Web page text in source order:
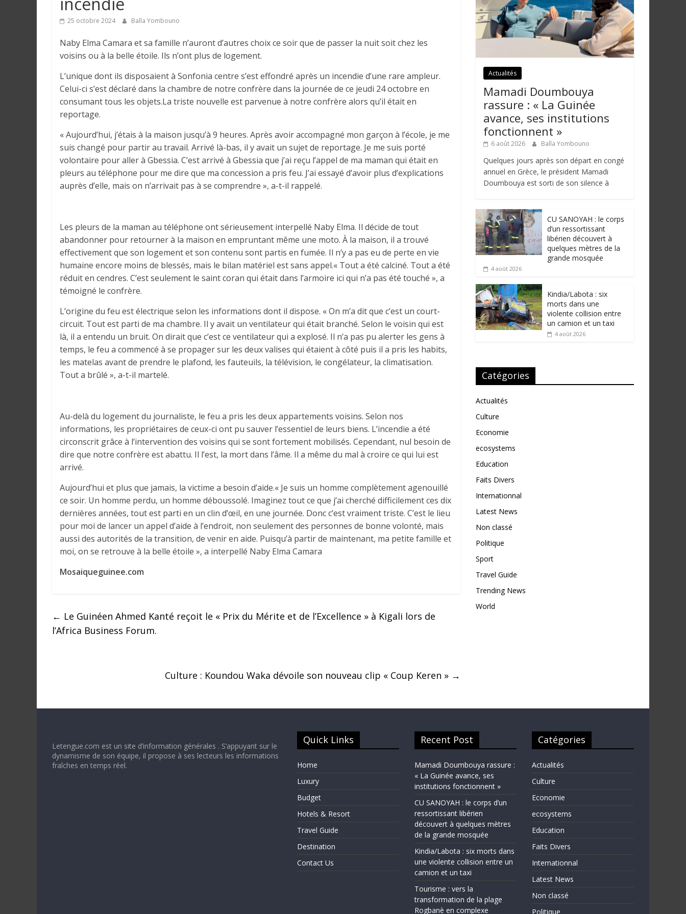
e 25 octobre 2024 Balla Yombouno
Naby Elma Camara et sa famille n’auront d’autres choix ce soir que de passer la nuit soit chez les
voisins ou à la belle étoile. Ils n’ont plus de logement.
L’unique dont ils disposaient à Sonfonia centre s’est effondré après un incendie d’une rare ampleur.
Celui-ci s’est déclaré dans la chambre de notre confrère dans la journée de ce jeudi 24 octobre en
consumant tous les objets.La triste nouvelle est parvenue à notre confrère alors qu’il était en
reportage.
« Aujourd’hui, j’étais à la maison jusqu’à 9 heures. Après avoir accompagné mon garçon à l’école, je me
suis changé pour partir au travail. Arrivé là-bas, il y avait un sujet de reportage. Je me suis porté
volontaire pour aller à Gbessia. C’est arrivé à Gbessia que j’ai reçu l’appel de ma maman qui était en
pleurs au téléphone pour me dire que ma concession a pris feu. J’ai essayé d’avoir plus d’explications
auprès d’elle, mais on n’arrivait pas à se comprendre », a-t-il rappelé.
Les pleurs de la maman au téléphone ont sérieusement interpellé Naby Elma. Il décide de tout
abandonner pour retourner à la maison en empruntant même une moto. À la maison, il a trouvé
effectivement que son logement et son contenu sont partis en fumée. Il n’y a pas eu de perte en vie
humaine encore moins de blessés, mais le bilan matériel est sans appel.« Tout a été calciné. Tout a été
réduit en cendres. C’est seulement le saint coran qui était dans l’armoire ici qui n’a pas été touché », a
témoigné le confrère.
L’origine du feu est électrique selon les informations dont il dispose. « On m’a dit que c’est un court-
circuit. Tout est parti de ma chambre. Il y avait un ventilateur qui était branché. Selon le voisin qui est
là, il a entendu un bruit. On dirait que c’est ce ventilateur qui a explosé. Il n’a pas pu alerter les gens à
temps, le feu a commencé à se propager sur les deux valises qui étaient à côté puis il a pris les habits,
les matelas avant de prendre le plafond, les fauteuils, la télévision, le congélateur, la climatisation.
Tout a brûlé », a-t-il martelé.
Au-delà du logement du journaliste, le feu a pris les deux appartements voisins. Selon nos
informations, les propriétaires de ceux-ci ont pu sauver l’essentiel de leurs biens. L’incendie a été
circonscrit grâce à l’intervention des voisins qui se sont fortement mobilisés. Cependant, nul besoin de
dire que notre confrère est abattu. Il l’est, la mort dans l’âme. Il a même du mal à croire ce qui lui est
arrivé.
Aujourd’hui et plus que jamais, la victime a besoin d’aide.« Je suis un homme complètement agenouillé
ce soir. Un homme perdu, un homme déboussolé. Imaginez tout ce que j’ai cherché difficilement ces dix
dernières années, tout est parti en un clin d’œil, en une journée. Donc c’est vraiment triste. C’est le lieu
pour moi de lancer un appel d’aide à l’endroit, non seulement des personnes de bonne volonté, mais
aussi des autorités de la transition, de venir en aide. Puisqu’à partir de maintenant, ma petite famille et
moi, on se retrouve à la belle étoile », a interpellé Naby Elma Camara
Mosaiqueguinee.com
← Le Guinéen Ahmed Kanté reçoit le « Prix du Mérite et de l’Excellence » à Kigali lors de
l’Africa Business Forum.
Culture : Koundou Waka dévoile son nouveau clip « Coup Keren » →
Actualités
Mamadi Doumbouya
rassure : « La Guinée
avance, ses institutions
fonctionnent »
6 août 2026 Balla Yombouno
Quelques jours après son départ en congé
annuel en Grèce, le président Mamadi
Doumbouya est sorti de son silence à
CU SANOYAH : le corps
d’un ressortissant
libérien découvert à
quelques mètres de la
grande mosquée
4 août 2026
Kindia/Labota : six
morts dans une
violente collision entre
un camion et un taxi
4 août 2026
Catégories
Actualités
Culture
Economie
ecosystems
Education
Faits Divers
Internationnal
Latest News
Non classé
Politique
Sport
Travel Guide
Trending News
World
Letengue.com est un site d’information générales . S’appuyant sur le
dynamisme de son équipe, il propose à ses lecteurs les informations
fraîches en temps réel.
Quick Links
Home
Luxury
Budget
Hotels & Resort
Travel Guide
Destination
Contact Us
Recent Post
Mamadi Doumbouya rassure :
« La Guinée avance, ses
institutions fonctionnent »
CU SANOYAH : le corps d’un
ressortissant libérien
découvert à quelques mètres
de la grande mosquée
Kindia/Labota : six morts dans
une violente collision entre un
camion et un taxi
Tourisme : vers la
transformation de la plage
Rogbanè en complexe
Catégories
Actualités
Culture
Economie
ecosystems
Education
Faits Divers
Internationnal
Latest News
Non classé
Politique